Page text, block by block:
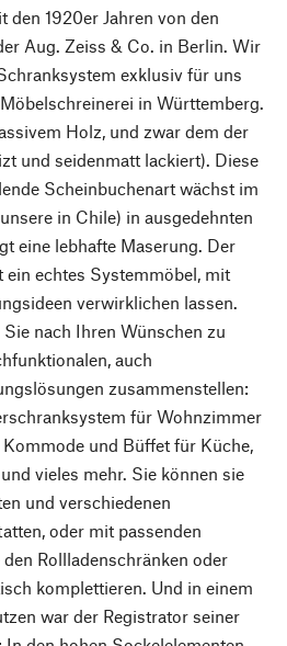
den 1920er Jahren von den
Aug. Zeiss & Co. in Berlin. Wir
exklusiv für uns
in Württemberg.
Holz, und zwar dem der
und seidenmatt lackiert). Diese
Scheinbuchenart wächst im
in Chile) in ausgedehnten
eine lebhafte Maserung. Der
echtes Systemmöbel, mit
verwirklichen lassen.
nach Ihren Wünschen zu
auch
zusammenstellen:
für Wohnzimmer
und Büffet für Küche,
vieles mehr. Sie können sie
und verschiedenen
oder mit passenden
Rollladenschränken oder
komplettieren. Und in einem
war der Registrator seiner